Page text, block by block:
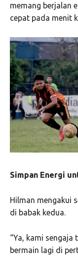
memang berjalan
cepat pada menit
Simpan Energi
Hilman mengakui
di babak kedua.
“Ya, kami
bermain lagi di